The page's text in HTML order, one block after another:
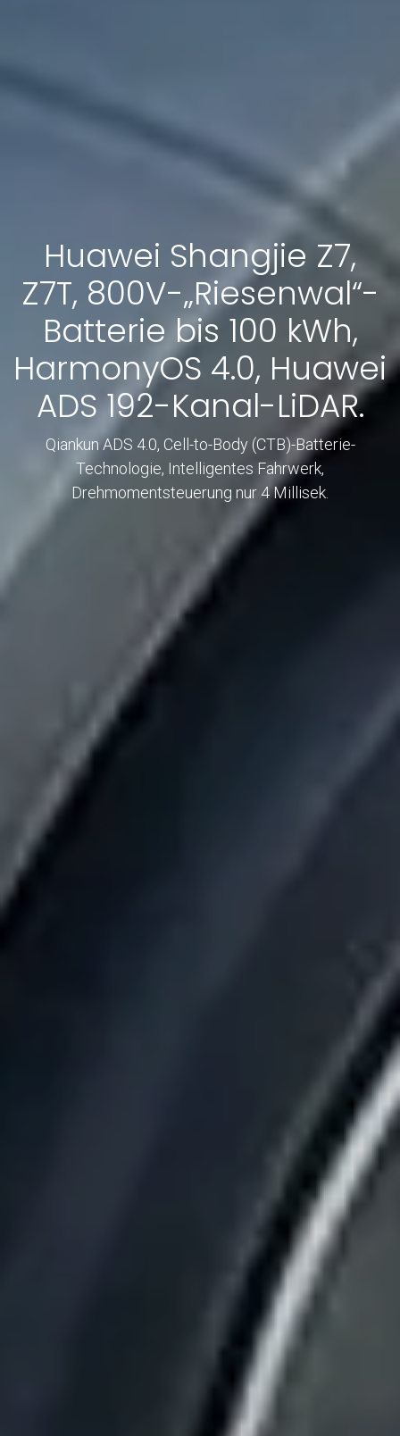
Huawei Shangjie Z7,
Z7T, 800V-„Riesenwal“-
Batterie bis 100 kWh,
HarmonyOS 4.0, Huawei
ADS 192-Kanal-LiDAR.
Qiankun ADS 4.0, Cell-to-Body (CTB)-Batterie-
Technologie, Intelligentes Fahrwerk,
Drehmomentsteuerung nur 4 Millisek.